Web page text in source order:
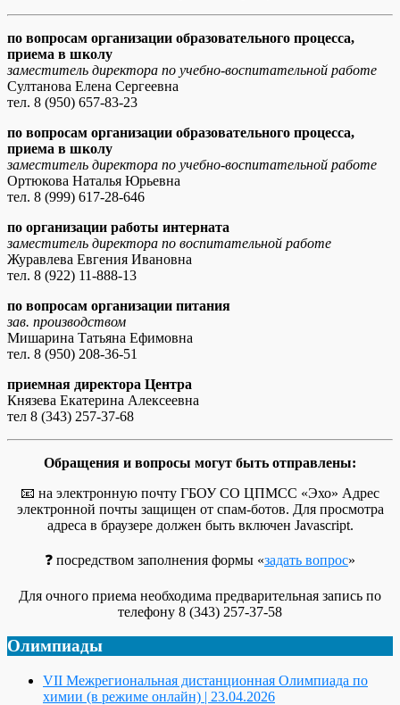
по вопросам организации образовательного процесса,
приема в школу
заместитель директора по учебно-воспитательной работе
Султанова Елена Сергеевна
тел. 8 (950) 657-83-23
по вопросам организации образовательного процесса,
приема в школу
заместитель директора по учебно-воспитательной работе
Ортюкова Наталья Юрьевна
тел. 8 (999) 617-28-646
по организации работы интерната
заместитель директора по воспитательной работе
Журавлева Евгения Ивановна
тел. 8 (922) 11-888-13
по вопросам организации питания
зав. производством
Мишарина Татьяна Ефимовна
тел. 8 (950) 208-36-51
приемная директора Центра
Князева Екатерина Алексеевна
тел 8 (343) 257-37-68
Обращения и вопросы могут быть отправлены:
📧 на электронную почту ГБОУ СО ЦПМСС «Эхо» Адрес
электронной почты защищен от спам-ботов. Для просмотра
адреса в браузере должен быть включен Javascript.
❓ посредством заполнения формы «задать вопрос»
Для очного приема необходима предварительная запись по
телефону 8 (343) 257-37-58
Олимпиады
VII Межрегиональная дистанционная Олимпиада по
химии (в режиме онлайн) | 23.04.2026